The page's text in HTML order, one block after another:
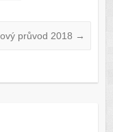
průvod 2018 →